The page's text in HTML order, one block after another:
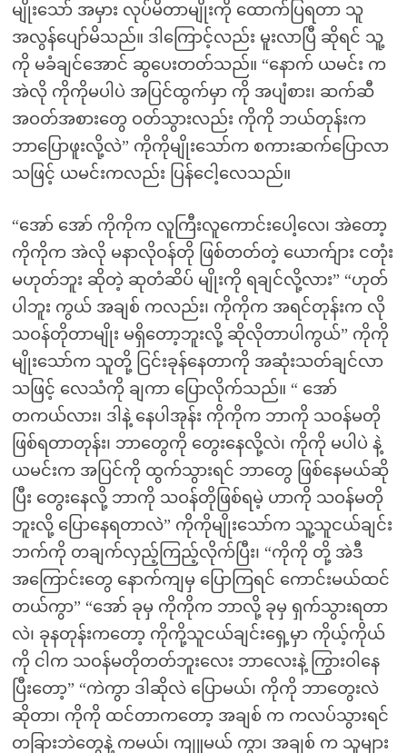
မျိုးသော် အမှား လုပ်မိတာမျိုးကို ထောက်ပြရတာ သူ
အလွန်ပျော်မိသည်။ ဒါကြောင့်လည်း မူးလာပြီ ဆိုရင် သူ့
ကို မခံချင်အောင် ဆွပေးတတ်သည်။ “နောက် ယမင်း က
အဲလို ကိုကိုမပါပဲ အပြင်ထွက်မှာ ကို အပျံစား၊ ဆက်ဆီ
အဝတ်အစားတွေ ဝတ်သွားလည်း ကိုကို ဘယ်တုန်းက
ဘာပြောဖူးလို့လဲ” ကိုကိုမျိုးသော်က စကားဆက်ပြောလာ
သဖြင့် ယမင်းကလည်း ပြန်ငေါ့လေသည်။
“အော် အော် ကိုကိုက လူကြီးလူကောင်းပေါ့လေ၊ အဲတော့
ကိုကိုက အဲလို မနာလိုဝန်တို ဖြစ်တတ်တဲ့ ယောက်ျား ငတုံး
မဟုတ်ဘူး ဆိုတဲ့ ဆုတံဆိပ် မျိုးကို ရချင်လို့လား” “ဟုတ်
ပါဘူး ကွယ် အချစ် ကလည်း၊ ကိုကိုက အရင်တုန်းက လို
သဝန်တိုတာမျိုး မရှိတော့ဘူးလို့ ဆိုလိုတာပါကွယ်” ကိုကို
မျိုးသော်က သူတို့ ငြင်းခုန်နေတာကို အဆုံးသတ်ချင်လာ
သဖြင့် လေသံကို ချကာ ပြောလိုက်သည်။ “ အော်
တကယ်လား၊ ဒါနဲ့ နေပါအုန်း ကိုကိုက ဘာကို သဝန်မတို
ဖြစ်ရတာတုန်း၊ ဘာတွေကို တွေးနေလို့လဲ၊ ကိုကို မပါပဲ နဲ့
ယမင်းက အပြင်ကို ထွက်သွားရင် ဘာတွေ ဖြစ်နေမယ်ဆို
ပြီး တွေးနေလို့ ဘာကို သဝန်တိုဖြစ်ရမဲ့ ဟာကို သဝန်မတို
ဘူးလို့ ပြောနေရတာလဲ” ကိုကိုမျိုးသော်က သူ့သူငယ်ချင်း
ဘက်ကို တချက်လှည့်ကြည့်လိုက်ပြီး၊ “ကိုကို တို့ အဲဒီ
အကြောင်းတွေ နောက်ကျမှ ပြောကြရင် ကောင်းမယ်ထင်
တယ်ကွာ” “အော် ခုမှ ကိုကိုက ဘာလို့ ခုမှ ရှက်သွားရတာ
လဲ၊ ခုနတုန်းကတော့ ကိုကို့သူငယ်ချင်းရှေ့မှာ ကိုယ့်ကိုယ်
ကို ငါက သဝန်မတိုတတ်ဘူးလေး ဘာလေးနဲ့ ကြွားဝါနေ
ပြီးတော့” “ကဲကွာ ဒါဆိုလဲ ပြောမယ်၊ ကိုကို ဘာတွေးလဲ
ဆိုတာ၊ ကိုကို ထင်တာကတော့ အချစ် က ကလပ်သွားရင်
တခြားဘဲတွေနဲ့ ကမယ်၊ ကျူမယ် ကွာ၊ အချစ် က သူများ